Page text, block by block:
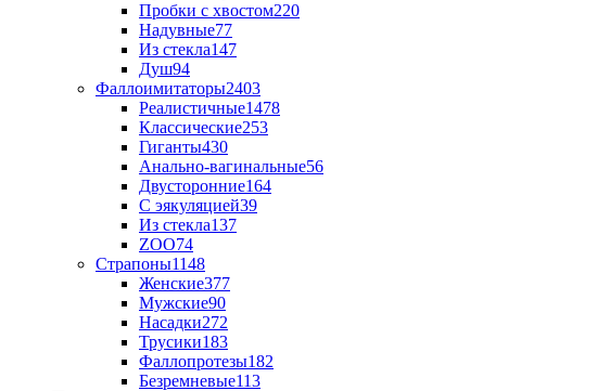
Пробки с хвостом220
Надувные77
Из стекла147
Душ94
Фаллоимитаторы2403
Реалистичные1478
Классические253
Гиганты430
Анально-вагинальные56
Двусторонние164
С эякуляцией39
Из стекла137
ZOO74
Страпоны1148
Женские377
Мужские90
Насадки272
Трусики183
Фаллопротезы182
Безремневые113